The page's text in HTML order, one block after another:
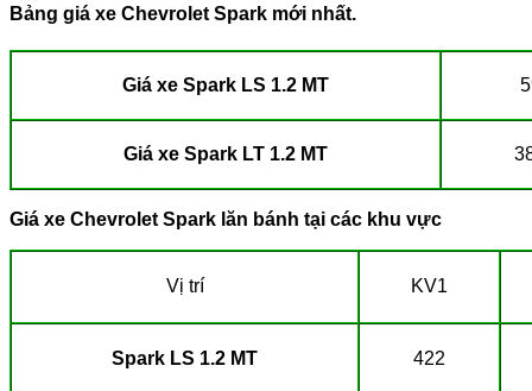
Bảng giá xe Chevrolet Spark mới nhất.
Giá xe Spark LS 1.2 MT
Giá xe Spark LT 1.2 MT
Giá xe Chevrolet Spark lăn bánh tại các khu vực
Vị trí KV1
Spark LS 1.2 MT 422